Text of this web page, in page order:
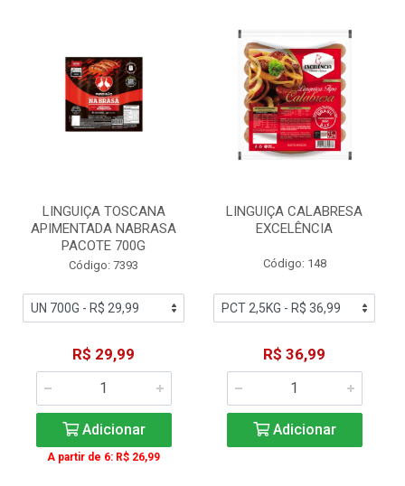
LINGUIÇA TOSCANA
APIMENTADA NABRASA
PACOTE 700G
Código: 7393
R$ 29,99
Adicionar
A partir de 6: R$ 26,99
LINGUIÇA CALABRESA
EXCELÊNCIA
Código: 148
R$ 36,99
Adicionar